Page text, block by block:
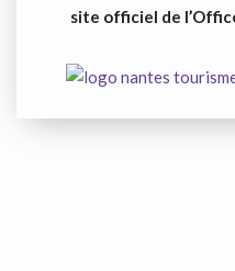
site officiel de